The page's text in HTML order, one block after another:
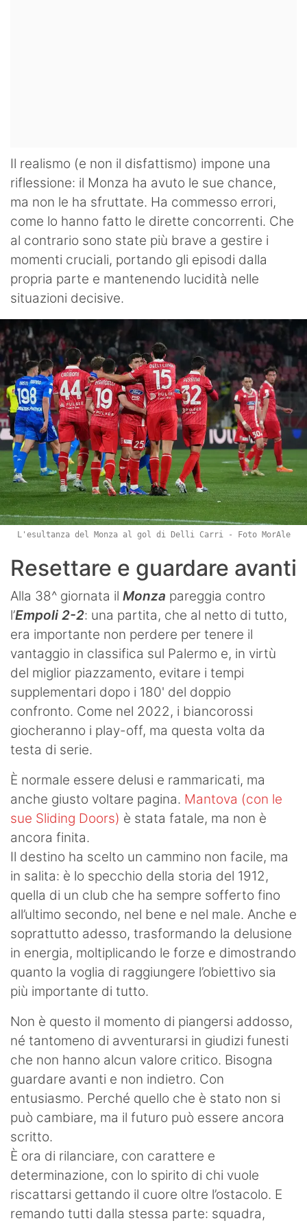
Il realismo (e non il disfattismo) impone una
riflessione: il Monza ha avuto le sue chance,
ma non le ha sfruttate. Ha commesso errori,
come lo hanno fatto le dirette concorrenti. Che
al contrario sono state più brave a gestire i
momenti cruciali, portando gli episodi dalla
propria parte e mantenendo lucidità nelle
situazioni decisive.
L'esultanza del Monza al gol di Delli Carri - Foto MorAle
Resettare e guardare avanti
Alla 38^ giornata il Monza pareggia contro
l’Empoli 2-2: una partita, che al netto di tutto,
era importante non perdere per tenere il
vantaggio in classifica sul Palermo e, in virtù
del miglior piazzamento, evitare i tempi
supplementari dopo i 180' del doppio
confronto. Come nel 2022, i biancorossi
giocheranno i play-off, ma questa volta da
testa di serie.
È normale essere delusi e rammaricati, ma
anche giusto voltare pagina. Mantova (con le
sue Sliding Doors) è stata fatale, ma non è
ancora finita.
Il destino ha scelto un cammino non facile, ma
in salita: è lo specchio della storia del 1912,
quella di un club che ha sempre sofferto fino
all’ultimo secondo, nel bene e nel male. Anche e
soprattutto adesso, trasformando la delusione
in energia, moltiplicando le forze e dimostrando
quanto la voglia di raggiungere l’obiettivo sia
più importante di tutto.
Non è questo il momento di piangersi addosso,
né tantomeno di avventurarsi in giudizi funesti
che non hanno alcun valore critico. Bisogna
guardare avanti e non indietro. Con
entusiasmo. Perché quello che è stato non si
può cambiare, ma il futuro può essere ancora
scritto.
È ora di rilanciare, con carattere e
determinazione, con lo spirito di chi vuole
riscattarsi gettando il cuore oltre l’ostacolo. E
remando tutti dalla stessa parte: squadra,